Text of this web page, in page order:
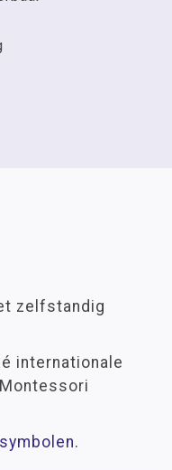
zelfstandig
internationale